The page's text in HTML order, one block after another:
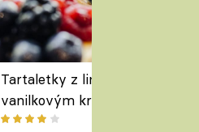
Tartaletky z lineckého těsta s
vanilkovým krémem a lesním
ovocem podle Bread Society